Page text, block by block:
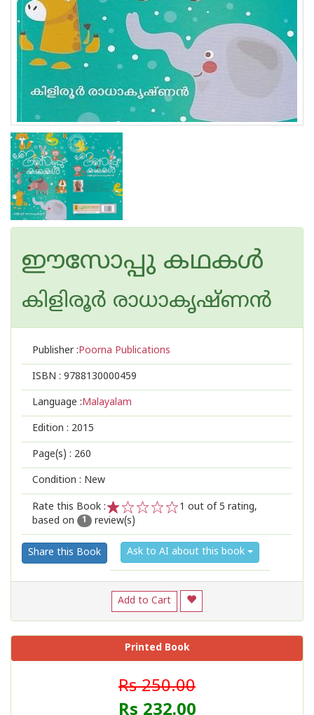
ഈസോപ്പു കഥകള്‍
കിളിരൂര്‍ രാധാകൃഷ്ണന്‍
Publisher :Poorna Publications
ISBN : 9788130000459
Language :Malayalam
Edition : 2015
Page(s) : 260
Condition : New
Rate this Book :
2
1
1 out of 5 rating,
based on
1 review(s)
Share this Book Ask to AI about this book
Add to Cart
Printed Book
Rs 250.00
Rs 232.00